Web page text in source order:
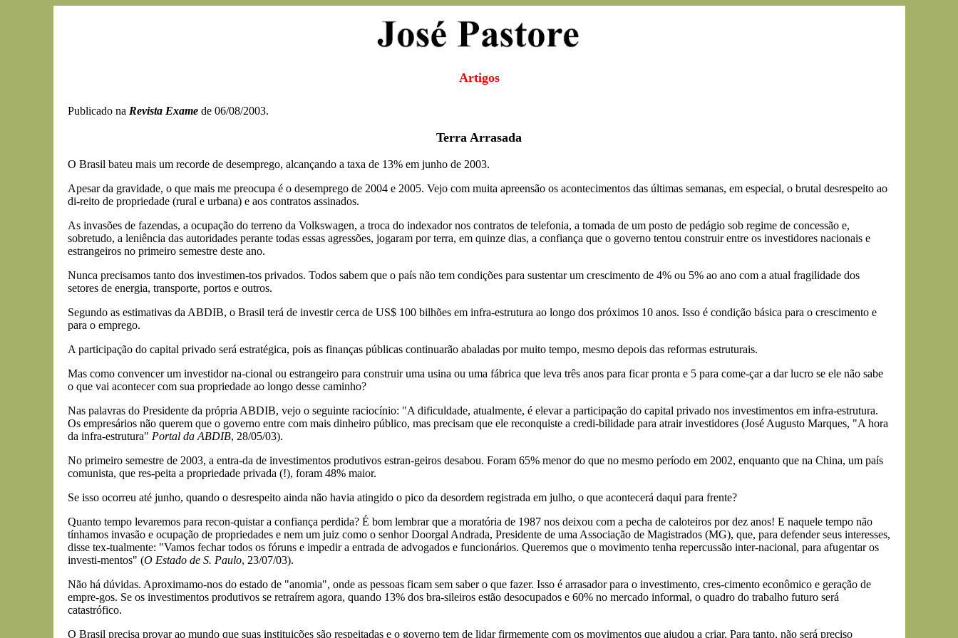
Artigos
Publicado na Revista Examede 06/08/2003.
Terra Arrasada
O Brasil bateu mais um recorde de desemprego, alcançando a taxa de 13% em junho de 2003.
Apesar da gravidade, o que mais me preocupa é o desemprego de 2004 e 2005. Vejo com muita apreensão os acontecimentos das últimas semanas, em especial, o brutal desrespeito ao
di-reito de propriedade (rural e urbana) e aos contratos assinados.
As invasões de fazendas, a ocupação do terreno da Volkswagen, a troca do indexador nos contratos de telefonia, a tomada de um posto de pedágio sob regime de concessão e,
sobretudo, a leniência das autoridades perante todas essas agressões, jogaram por terra, em quinze dias, a confiança que o governo tentou construir entre os investidores nacionais e
estrangeiros no primeiro semestre deste ano.
Nunca precisamos tanto dos investimen-tos privados. Todos sabem que o país não tem condições para sustentar um crescimento de 4% ou 5% ao ano com a atual fragilidade dos
setores de energia, transporte, portos e outros.
Segundo as estimativas da ABDIB, o Brasil terá de investir cerca de US$ 100 bilhões em infra-estrutura ao longo dos próximos 10 anos. Isso é condição básica para o crescimento e
para o emprego.
A participação do capital privado será estratégica, pois as finanças públicas continuarão abaladas por muito tempo, mesmo depois das reformas estruturais.
Mas como convencer um investidor na-cional ou estrangeiro para construir uma usina ou uma fábrica que leva três anos para ficar pronta e 5 para come-çar a dar lucro se ele não sabe
o que vai acontecer com sua propriedade ao longo desse caminho?
Nas palavras do Presidente da própria ABDIB, vejo o seguinte raciocínio: "A dificuldade, atualmente, é elevar a participação do capital privado nos investimentos em infra-estrutura.
Os empresários não querem que o governo entre com mais dinheiro público, mas precisam que ele reconquiste a credi-bilidade para atrair investidores (José Augusto Marques, "A hora
da infra-estrutura" Portal da ABDIB, 28/05/03).
No primeiro semestre de 2003, a entra-da de investimentos produtivos estran-geiros desabou. Foram 65% menor do que no mesmo período em 2002, enquanto que na China, um país
comunista, que res-peita a propriedade privada (!), foram 48% maior.
Se isso ocorreu até junho, quando o desrespeito ainda não havia atingido o pico da desordem registrada em julho, o que acontecerá daqui para frente?
Quanto tempo levaremos para recon-quistar a confiança perdida? É bom lembrar que a moratória de 1987 nos deixou com a pecha de caloteiros por dez anos! E naquele tempo não
tínhamos invasão e ocupação de propriedades e nem um juiz como o senhor Doorgal Andrada, Presidente de uma Associação de Magistrados (MG), que, para defender seus interesses,
disse tex-tualmente: "Vamos fechar todos os fóruns e impedir a entrada de advogados e funcionários. Queremos que o movimento tenha repercussão inter-nacional, para afugentar os
investi-mentos" (O Estado de S. Paulo, 23/07/03).
Não há dúvidas. Aproximamo-nos do estado de "anomia", onde as pessoas ficam sem saber o que fazer. Isso é arrasador para o investimento, cres-cimento econômico e geração de
empre-gos. Se os investimentos produtivos se retraírem agora, quando 13% dos bra-sileiros estão desocupados e 60% no mercado informal, o quadro do trabalho futuro será
catastrófico.
O Brasil precisa provar ao mundo que suas instituições são respeitadas e o governo tem de lidar firmemente com os movimentos que ajudou a criar. Para tanto, não será preciso